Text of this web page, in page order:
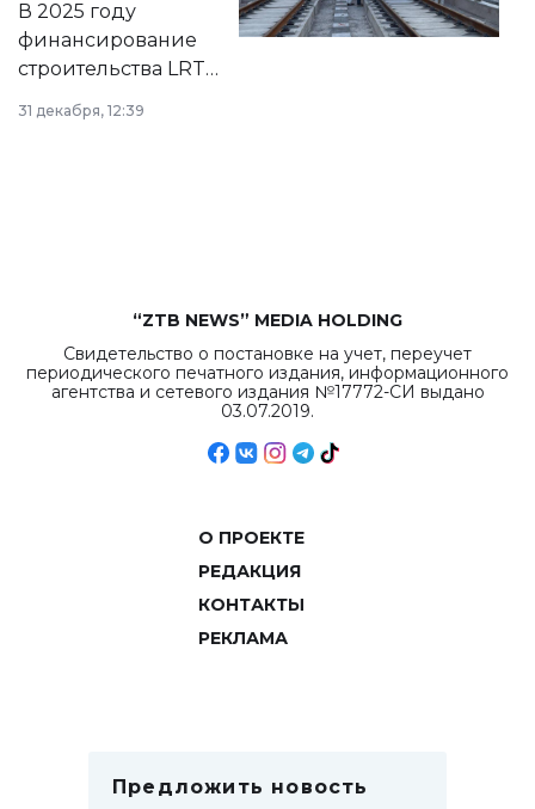
города.
В 2025 году
финансирование
строительства LRT
в Астане из
республиканского
31 декабря, 12:39
“ZTB NEWS” MEDIA HOLDING
Свидетельство о постановке на учет, переучет
периодического печатного издания, информационного
агентства и сетевого издания №17772-СИ выдано
03.07.2019.
О ПРОЕКТЕ
РЕДАКЦИЯ
КОНТАКТЫ
РЕКЛАМА
Предложить новость